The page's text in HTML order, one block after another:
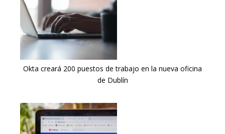
Okta creará 200 puestos de trabajo en la nueva oficina
de Dublín